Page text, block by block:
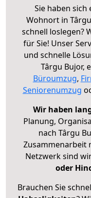
Sie haben
Wohnort in
schnell loslegen?
für Sie! Unser
und schnelle
Târgu Bujor,
Büroumzug,
Seniorenumzug
Wir haben
Planung,
nach Târgu
Zusammenarbeit
Netzwerk sind
oder
Brauchen Sie